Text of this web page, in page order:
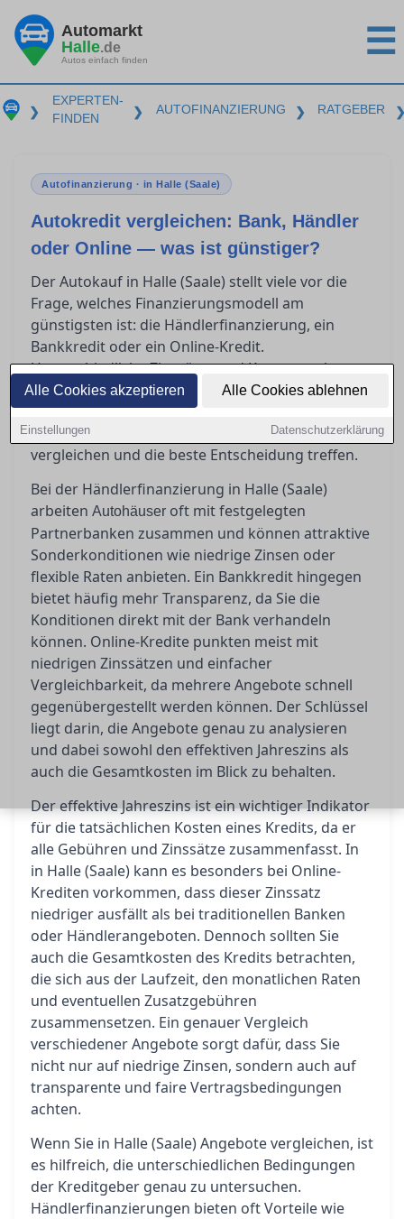
Alle Cookies akzeptieren Alle Cookies ablehnen
Einstellungen Datenschutzerklärung
Automarkt
Halle.de
Autos einfach finden ☰
❯
EXPERTEN-
FINDEN
❯ AUTOFINANZIERUNG ❯ RATGEBER
Autofinanzierung · in Halle (Saale)
Autokredit vergleichen: Bank, Händler
oder Online — was ist günstiger?
Der Autokauf in Halle (Saale) stellt viele vor die
Frage, welches Finanzierungsmodell am
günstigsten ist: die Händlerfinanzierung, ein
Bankkredit oder ein Online-Kredit.
Unterschiedliche Zinssätze und Kostenstrukturen
wie der effektive Jahreszins und die
Gesamtkosten sind entscheidend. In diesem
Artikel erfahren Sie, wie Sie die Angebote richtig
vergleichen und die beste Entscheidung treffen.
Bei der Händlerfinanzierung in Halle (Saale)
arbeiten Autohäuser oft mit festgelegten
Partnerbanken zusammen und können attraktive
Sonderkonditionen wie niedrige Zinsen oder
flexible Raten anbieten. Ein Bankkredit hingegen
bietet häufig mehr Transparenz, da Sie die
Konditionen direkt mit der Bank verhandeln
können. Online-Kredite punkten meist mit
niedrigen Zinssätzen und einfacher
Vergleichbarkeit, da mehrere Angebote schnell
gegenübergestellt werden können. Der Schlüssel
liegt darin, die Angebote genau zu analysieren
und dabei sowohl den effektiven Jahreszins als
auch die Gesamtkosten im Blick zu behalten.
Der effektive Jahreszins ist ein wichtiger Indikator
für die tatsächlichen Kosten eines Kredits, da er
alle Gebühren und Zinssätze zusammenfasst. In
in Halle (Saale) kann es besonders bei Online-
Krediten vorkommen, dass dieser Zinssatz
niedriger ausfällt als bei traditionellen Banken
oder Händlerangeboten. Dennoch sollten Sie
auch die Gesamtkosten des Kredits betrachten,
die sich aus der Laufzeit, den monatlichen Raten
und eventuellen Zusatzgebühren
zusammensetzen. Ein genauer Vergleich
verschiedener Angebote sorgt dafür, dass Sie
nicht nur auf niedrige Zinsen, sondern auch auf
transparente und faire Vertragsbedingungen
achten.
Wenn Sie in Halle (Saale) Angebote vergleichen, ist
es hilfreich, die unterschiedlichen Bedingungen
der Kreditgeber genau zu untersuchen.
Händlerfinanzierungen bieten oft Vorteile wie